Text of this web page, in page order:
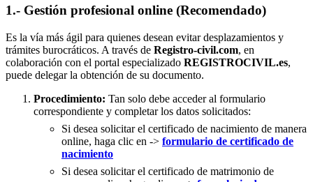
1.- Gestión profesional online (Recomendado)
Es la vía más ágil para quienes desean evitar desplazamientos y
trámites burocráticos. A través de Registro-civil.com, en
colaboración con el portal especializado REGISTROCIVIL.es,
puede delegar la obtención de su documento.
Procedimiento: Tan solo debe acceder al formulario
correspondiente y completar los datos solicitados:
Si desea solicitar el certificado de nacimiento de manera
online, haga clic en -> formulario de certificado de
nacimiento
Si desea solicitar el certificado de matrimonio de